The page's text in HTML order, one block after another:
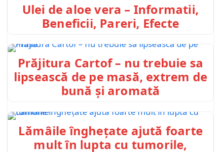
Ulei de aloe vera – Informatii,
Beneficii, Pareri, Efecte
Prăjitura Cartof – nu trebuie sa
lipsească de pe masă, extrem de
bună și aromată
Lămâile înghețate ajută foarte
mult în lupta cu tumorile,